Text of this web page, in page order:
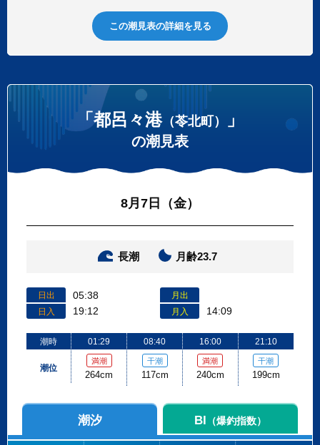
この潮見表の詳細を見る
「都呂々港（苓北町） 」
の潮見表
8月7日（金）
長潮 月齢23.7
日出 05:38
日入 19:12
月出
月入
14:09
潮時
潮位
01:29
満潮
264cm
08:40
干潮
117cm
16:00
満潮
240cm
21:10
干潮
199cm
潮汐 BI （爆釣指数）